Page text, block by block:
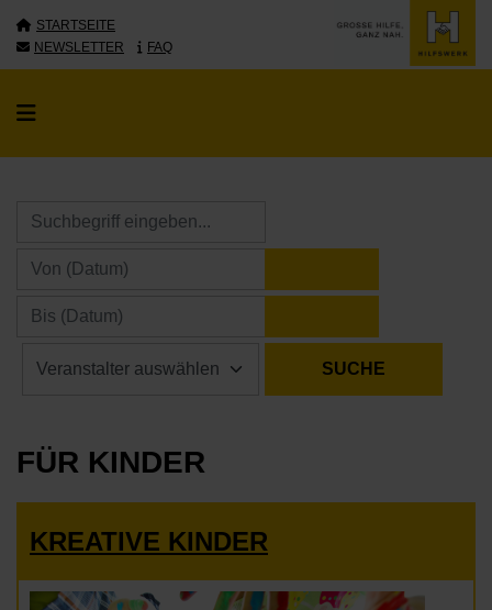
STARTSEITE
NEWSLETTER
FAQ
FÜR KINDER
KREATIVE KINDER